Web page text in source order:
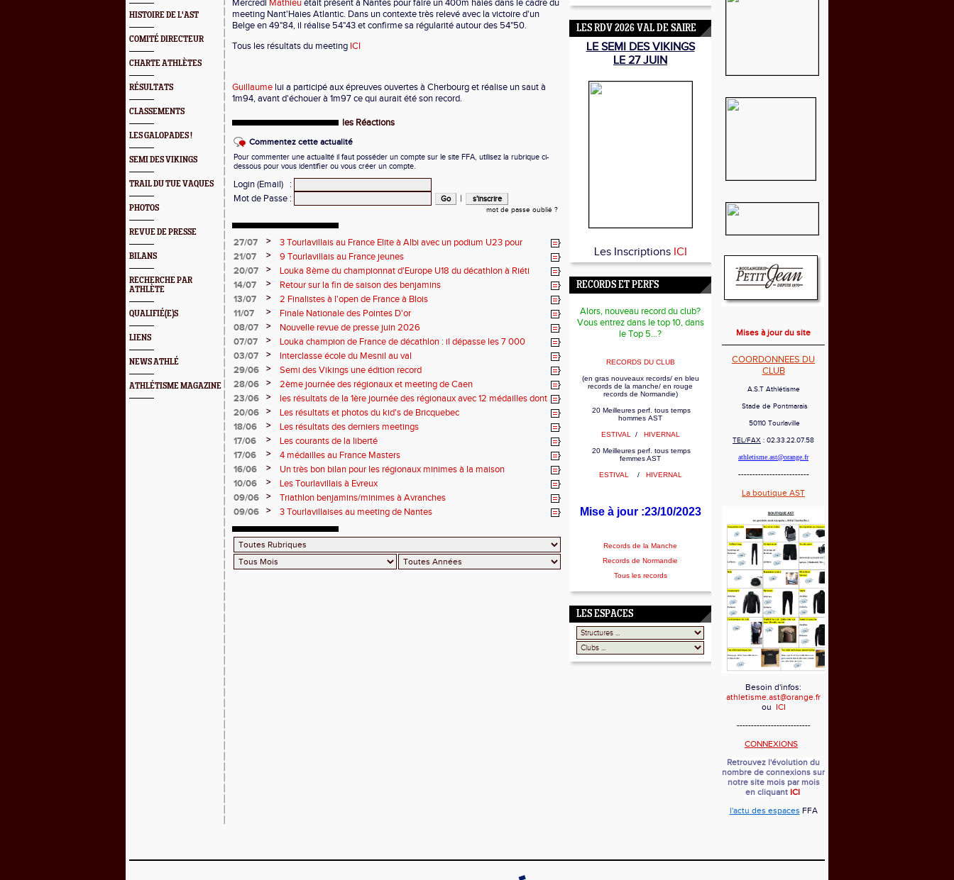
HISTOIRE DE L'AST
COMITÉ DIRECTEUR
CHARTE ATHLÈTES
RÉSULTATS
CLASSEMENTS
LES GALOPADES !
SEMI DES VIKINGS
TRAIL DU TUE VAQUES
PHOTOS
REVUE DE PRESSE
BILANS
RECHERCHE PAR
ATHLÈTE
QUALIFIÉ(E)S
LIENS
NEWS ATHLÉ
ATHLÉTISME MAGAZINE
Mercredi Mathieuétait présent à Nantes pour faire un 400m haies dans le cadre du
meeting Nant'Haies Atlantic. Dans un contexte très relevé avec la victoire d'un
Belge en 49"84, il réalise 54"43 et confirme sa régularité autour des 54"50.
Tous les résultats du meeting ICI
Guillaume lui a participé aux épreuves ouvertes à Cherbourg et réalise un saut à
1m94, avant d'échouer à 1m97 ce qui aurait été son record.
les Réactions
Commentez cette actualité
Pour commenter une actualité il faut posséder un compte sur le site FFA, utilisez la rubrique ci-
dessous pour vous identifier ou vous créer un compte.
Login (Email)
:
Mot de Passe : |
mot de passe oublié ?
27/07 >
3 Tourlavillais au France Elite à Albi avec un podium U23 pour
Juliette
21/07 >
9 Tourlavillais au France jeunes
20/07
>
Louka 8ème du championnat d'Europe U18 du décathlon à Riéti
14/07
>
Retour sur la fin de saison des benjamins
13/07
>
2 Finalistes à l'open de France à Blois
11/07
>
Finale Nationale des Pointes D'or
08/07
>
Nouvelle revue de presse juin 2026
07/07
>
Louka champion de France de décathlon : il dépasse les 7 000
points !
03/07 >
Interclasse école du Mesnil au val
29/06
>
Semi des Vikings une édition record
28/06
>
2ème journée des régionaux et meeting de Caen
23/06
>
les résultats de la 1ère journée des régionaux avec 12 médailles dont
2 titres
20/06 >
Les résultats et photos du kid's de Bricquebec
18/06
>
Les résultats des derniers meetings
17/06
>
Les courants de la liberté
17/06
>
4 médailles au France Masters
16/06
>
Un très bon bilan pour les régionaux minimes à la maison
10/06
>
Les Tourlavillais à Evreux
09/06
>
Triathlon benjamins/minimes à Avranches
09/06
> 3 Tourlavillaises au meeting de Nantes
LES RDV 2026 VAL DE SAIRE
LE SEMI DES VIKINGS
LE 27 JUIN
Les Inscriptions ICI
RECORDS ET PERFS
Alors, nouveau record du club?
Vous entrez dans le top 10, dans
le Top 5...?
RECORDS DU CLUB
(en gras nouveaux records/ en bleu
records de la manche/ en rouge
records de Normandie)
20 Meilleures perf. tous temps
hommes AST
ESTIVAL / HIVERNAL
20 Meilleures perf. tous temps
femmes AST
ESTIVAL / HIVERNAL
Mise à jour :23/10/2023
Records de la Manche
Records de Normandie
Tous les records
LES ESPACES
Mises à jour du site
COORDONNEES DU
CLUB
A.S.T Athlétisme
Stade de Pontmarais
50110 Tourlaville
TEL/FAX : 02.33.22.07.58
athletisme.ast@orange.fr
-------------------------
La boutique AST
Besoin d'infos:
athletisme.ast@orange.fr
ou ICI
--------------------------
CONNEXIONS
Retrouvez l'évolution du
nombre de connexions sur
notre site mois par mois
en cliquant ICI
l'actu des espaces FFA